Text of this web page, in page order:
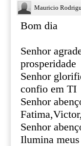
Mauricio
Bom dia
Senhor
prosperidade
Senhor
confio em TI
Senhor
Senhor
Ilumina